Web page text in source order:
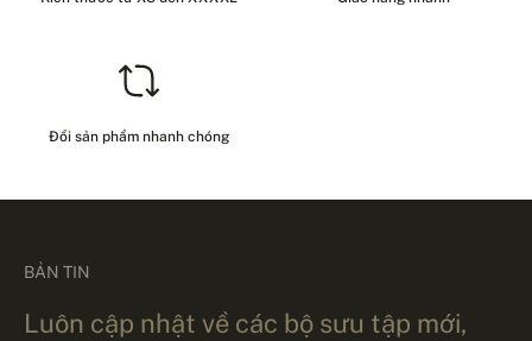
Đổi sản phẩm nhanh chóng
BẢN TIN
Luôn cập nhật về các bộ sưu tập mới,